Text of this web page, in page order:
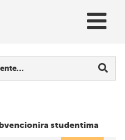
studentima